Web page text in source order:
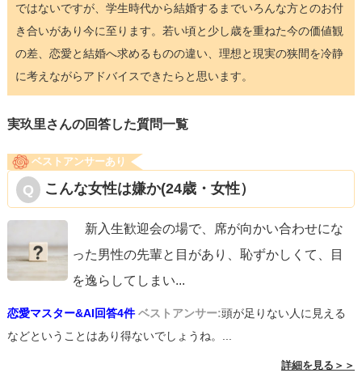
ではないですが、学生時代から結婚するまでいろんな方とのお付
き合いがあり今に至ります。若い頃と少し歳を重ねた今の価値観
の差、恋愛と結婚へ求めるものの違い、理想と現実の狭間を冷静
に考えながらアドバイスできたらと思います。
実玖里さんの回答した質問一覧
ベストアンサーあり
こんな女性は嫌か(24歳・女性）
新入生歓迎会の場で、席が向かい合わせにな
った男性の先輩と目があり、恥ずかしくて、目
を逸らしてしまい...
恋愛マスター&AI回答4件 ベストアンサー:頭が足りない人に見える
などということはあり得ないでしょうね。...
詳細を見る＞＞